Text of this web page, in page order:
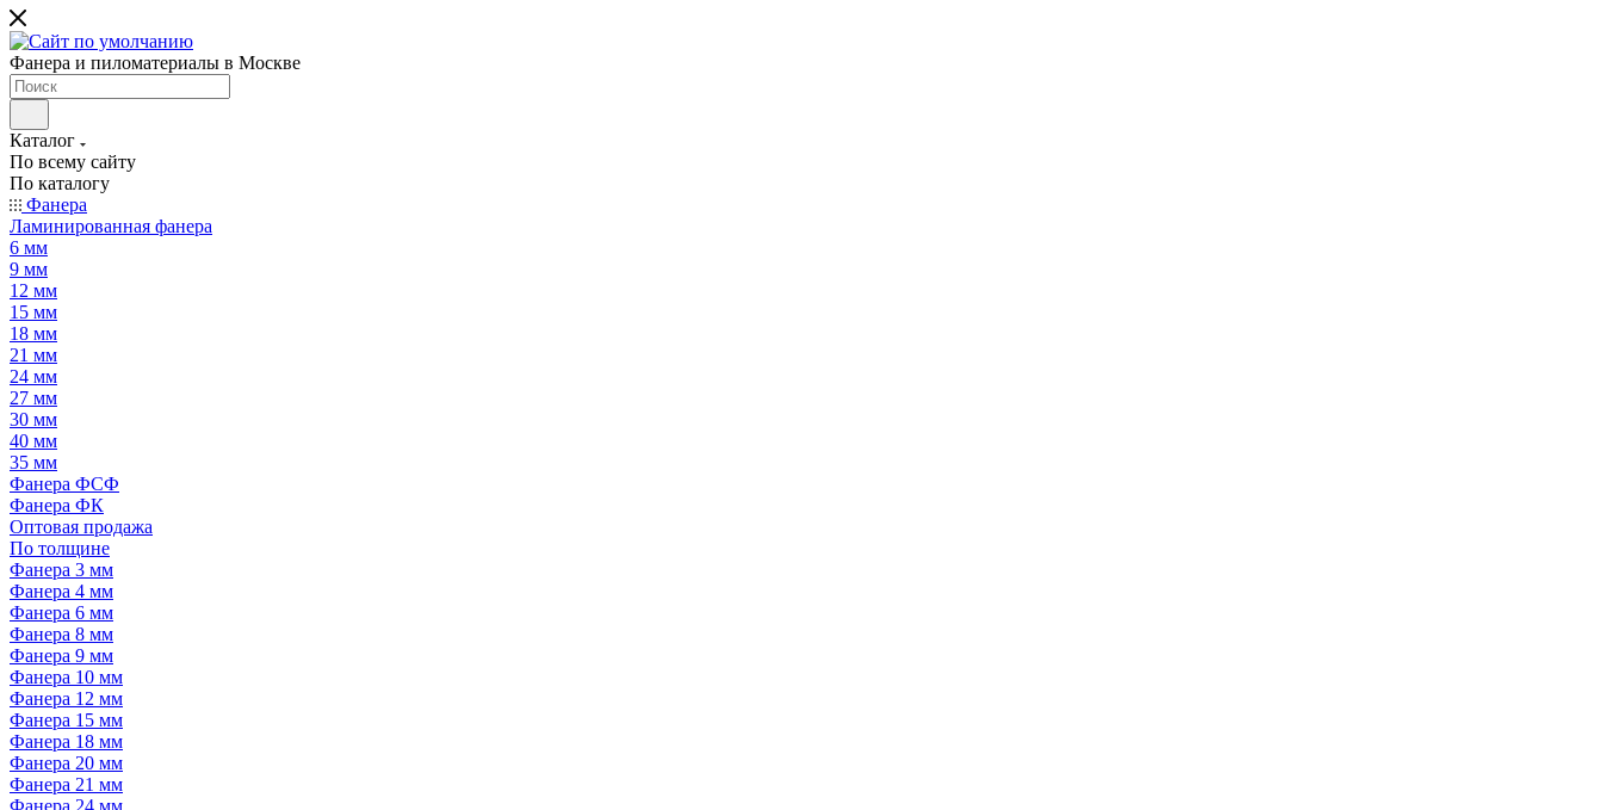
Фанера и пиломатериалы в Москве
Каталог
По всему сайту
По каталогу
Фанера
Ламинированная фанера
6 мм
9 мм
12 мм
15 мм
18 мм
21 мм
24 мм
27 мм
30 мм
40 мм
35 мм
Фанера ФСФ
Фанера ФК
Оптовая продажа
По толщине
Фанера 3 мм
Фанера 4 мм
Фанера 6 мм
Фанера 8 мм
Фанера 9 мм
Фанера 10 мм
Фанера 12 мм
Фанера 15 мм
Фанера 18 мм
Фанера 20 мм
Фанера 21 мм
Фанера 24 мм